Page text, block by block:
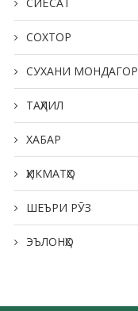
СОХТОР
СУХАНИ МОНДАГОР
ТАҲЛИЛ
ХАБАР
ҲИКМАТҲО
ШЕЪРИ РӮЗ
ЭЪЛОНҲО